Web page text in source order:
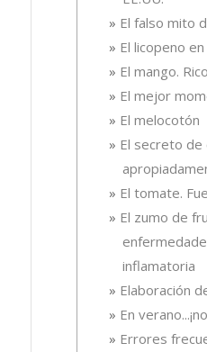
El falso mito
El licopeno
El mango.
El mejor
El melocotón
El secreto de
El tomate.
El zumo de
inflamatoria
Elaboración
En
Errores